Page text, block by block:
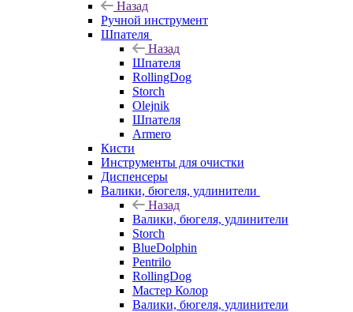
Назад
Ручной инструмент
Шпателя
Назад
Шпателя
RollingDog
Storch
Olejnik
Шпателя
Armero
Кисти
Инструменты для очистки
Диспенсеры
Валики, бюгеля, удлинители
Назад
Валики, бюгеля, удлинители
Storch
BlueDolphin
Pentrilo
RollingDog
Мастер Колор
Валики, бюгеля, удлинители